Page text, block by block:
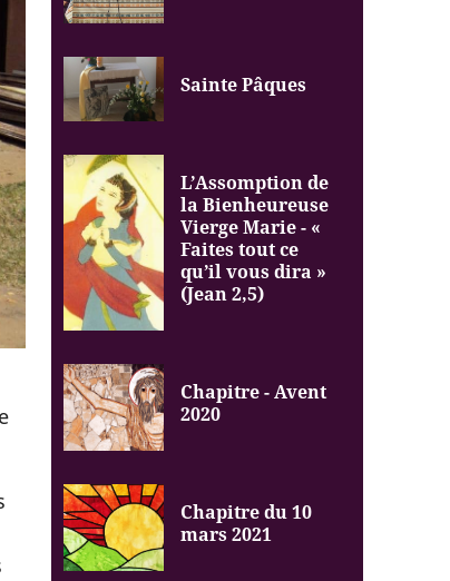
Sainte Pâques
L’Assomption de
la Bienheureuse
Vierge Marie - «
Faites tout ce
qu’il vous dira »
(Jean 2,5)
Chapitre - Avent
2020
Chapitre du 10
mars 2021